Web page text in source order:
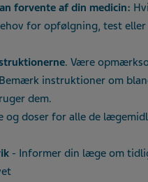
forvente af din medicin:
for opfølgning, test
. Være
instruktioner om
dem.
og doser for alle de
- Informer din læge om